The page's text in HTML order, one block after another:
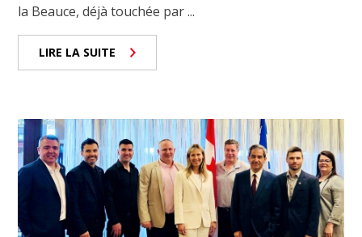
la Beauce, déjà touchée par ...
LIRE LA SUITE